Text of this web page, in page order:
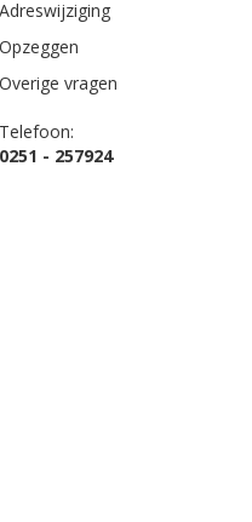
Adreswijziging
Opzeggen
Overige vragen
Telefoon:
0251 - 257924